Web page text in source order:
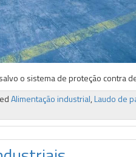
o sistema de proteção contra
Alimentação industrial,Laudo de